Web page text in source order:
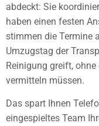
abdeckt: Sie
haben einen festen
stimmen die Termine
Umzugstag der
Reinigung greift,
vermitteln müssen.
Das spart Ihnen
eingespieltes Team